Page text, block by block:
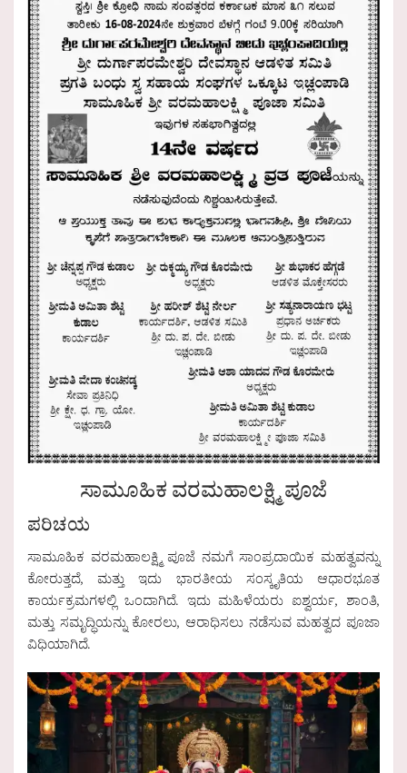
ಸಾಮೂಹಿಕ ವರಮಹಾಲಕ್ಷ್ಮಿ ಪೂಜೆ
ಪರಿಚಯ
ಸಾಮೂಹಿಕ ವರಮಹಾಲಕ್ಷ್ಮಿ ಪೂಜೆ ನಮಗೆ ಸಾಂಪ್ರದಾಯಿಕ ಮಹತ್ವವನ್ನು
ಕೋರುತ್ತದೆ, ಮತ್ತು ಇದು ಭಾರತೀಯ ಸಂಸ್ಕೃತಿಯ ಆಧಾರಭೂತ
ಕಾರ್ಯಕ್ರಮಗಳಲ್ಲಿ ಒಂದಾಗಿದೆ. ಇದು ಮಹಿಳೆಯರು ಐಶ್ವರ್ಯ, ಶಾಂತಿ,
ಮತ್ತು ಸಮೃದ್ಧಿಯನ್ನು ಕೋರಲು, ಆರಾಧಿಸಲು ನಡೆಸುವ ಮಹತ್ವದ ಪೂಜಾ
ವಿಧಿಯಾಗಿದೆ.